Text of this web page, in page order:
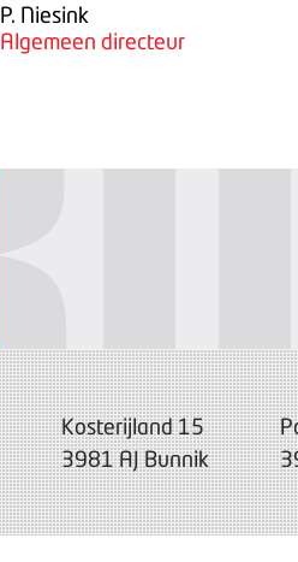
P. Niesink
Algemeen directeur
Kosterijland 15
3981 AJ Bunnik